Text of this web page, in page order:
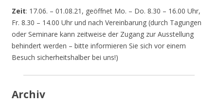
Zeit: 17.06. – 01.08.21, geöffnet Mo. – Do. 8.30 – 16.00 Uhr,
Fr. 8.30 – 14.00 Uhr und nach Vereinbarung (durch Tagungen
oder Seminare kann zeitweise der Zugang zur Ausstellung
behindert werden – bitte informieren Sie sich vor einem
Besuch sicherheitshalber bei uns!)
Archiv